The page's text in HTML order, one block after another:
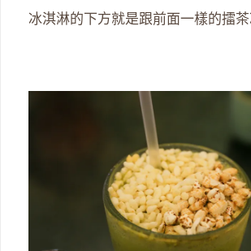
冰淇淋的下方就是跟前面一樣的擂茶